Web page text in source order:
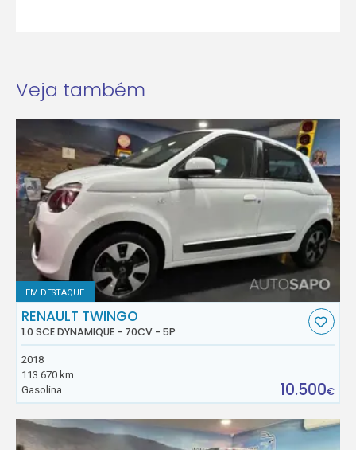
Veja também
EM DESTAQUE
RENAULT TWINGO
1.0 SCE DYNAMIQUE - 70CV - 5P
2018
113.670 km
Gasolina
10.500€